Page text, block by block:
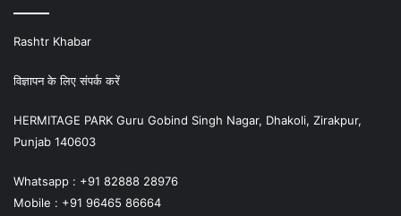
Rashtr Khabar
विज्ञापन के लिए संपर्क करें
HERMITAGE PARK Guru Gobind Singh Nagar, Dhakoli, Zirakpur,
Punjab 140603
Whatsapp : +91 82888 28976
Mobile : +91 96465 86664